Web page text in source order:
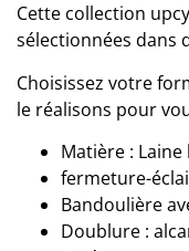
Cette collection
sélectionnées dans
Choisissez votre
le réalisons pour
Matière :
fermeture-
Bandoulière
Doublure :